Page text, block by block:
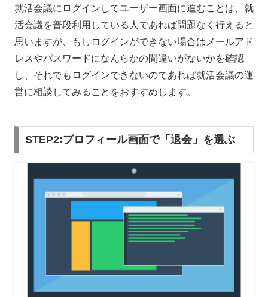
就活会議にログインしてユーザー画面に進むことは、就
活会議を普段利用している人であれば問題なく行えると
思いますが、もしログインができない場合はメールアド
レスやパスワードになんらかの間違いがないかを確認
し、それでもログインできないのであれば就活会議の運
営に相談してみることをおすすめします。
STEP2:プロフィール画面で「退会」を選ぶ